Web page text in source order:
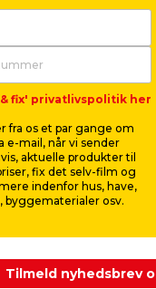
Vrid-let-
m/spand
Funder
Til vask af
168,00
Lev. omk.
& fix' privatlivspolitik her
fra os et par gange om
e-mail, når vi sender
aktuelle produkter til
fix det selv-film og
indenfor hus, have,
osv.
Tilmeld nyhedsbrev